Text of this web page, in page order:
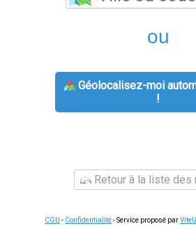
ou
Géolocalisez-moi
!
Retour à la liste des
CGU - Confidentialité- Service proposé par